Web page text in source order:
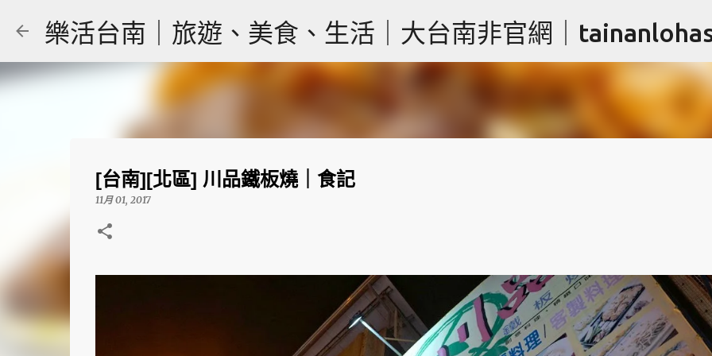
跳到主要內容
樂活台南｜旅遊、美食、生活｜大台南非官網｜
[台南][北區] 川品鐵板燒｜食記
11月 01, 2017